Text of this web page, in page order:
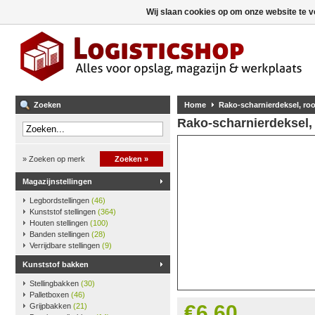
Zoeken
» Zoeken op merk Zoeken »
Magazijnstellingen
Legbordstellingen (46)
Kunststof stellingen (364)
Houten stellingen (100)
Banden stellingen (28)
Verrijdbare stellingen (9)
Kunststof bakken
Stellingbakken (30)
Palletboxen (46)
Grijpbakken (21)
Home Rako-scharnierdeksel,
Rako-
Wij slaan cookies op om onze website te